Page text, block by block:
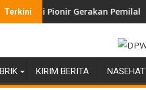
Terkini
Gerakan Pemilahan Sampah
Napak Tilas
KIRIM BERITA NASEHAT